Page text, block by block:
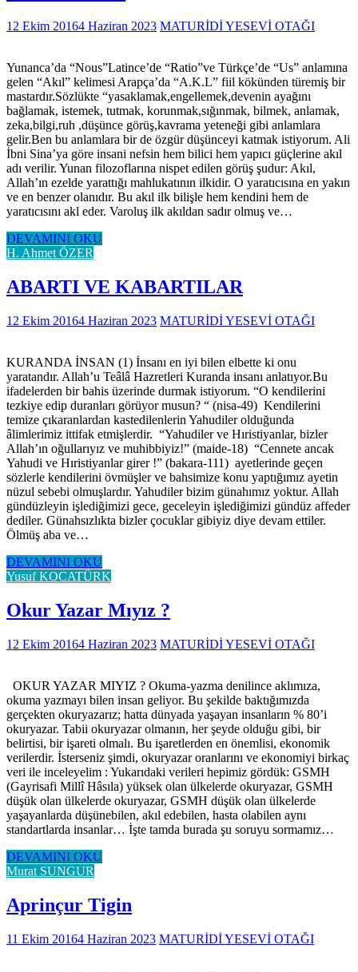
12 Ekim 20164 Haziran 2023 MATURİDİ YESEVİ OTAĞI
Yunanca’da “Nous”Latince’de “Ratio”ve Türkçe’de “Us” anlamına
gelen “Akıl” kelimesi Arapça’da “A.K.L” fiil kökünden türemiş bir
mastardır.Sözlükte “yasaklamak,engellemek,devenin ayağını
bağlamak, istemek, tutmak, korunmak,sığınmak, bilmek, anlamak,
zeka,bilgi,ruh ,düşünce görüş,kavrama yeteneği gibi anlamlara
gelir.Ben bu anlamlara bir de özgür düşünceyi katmak istiyorum. Ali
İbni Sina’ya göre insani nefsin hem bilici hem yapıcı güçlerine akıl
adı verilir. Yunan filozoflarına nispet edilen görüş şudur: Akıl,
Allah’ın ezelde yarattığı mahlukatının ilkidir. O yaratıcısına en yakın
ve en benzer olanıdır. Bu akıl ilk bilişle hem kendini hem de
yaratıcısını akl eder. Varoluş ilk akıldan sadır olmuş ve…
DEVAMINI OKU
H. Ahmet ÖZER
ABARTI VE KABARTILAR
12 Ekim 20164 Haziran 2023 MATURİDİ YESEVİ OTAĞI
KURANDA İNSAN (1) İnsanı en iyi bilen elbette ki onu
yaratandır. Allah’u Teâlâ Hazretleri Kuranda insanı anlatıyor.Bu
ifadelerden bir bahis üzerinde durmak istiyorum. “O kendilerini
tezkiye edip duranları görüyor musun? “ (nisa-49) Kendilerini
temize çıkaranlardan kastedilenlerin Yahudiler olduğunda
âlimlerimiz ittifak etmişlerdir. “Yahudiler ve Hıristiyanlar, bizler
Allah’ın oğullarıyız ve muhibbiyiz!” (maide-18) “Cennete ancak
Yahudi ve Hıristiyanlar girer !” (bakara-111) ayetlerinde geçen
sözlerle kendilerini övmüşler ve bahsimize konu yaptığımız ayetin
nüzul sebebi olmuşlardır. Yahudiler bizim günahımız yoktur. Allah
gündüzleyin işlediğimizi gece, geceleyin işlediğimizi gündüz affeder
dediler. Günahsızlıkta bizler çocuklar gibiyiz diye devam ettiler.
Ölmüş aba ve…
DEVAMINI OKU
Yusuf KOCATÜRK
Okur Yazar Mıyız ?
12 Ekim 20164 Haziran 2023 MATURİDİ YESEVİ OTAĞI
OKUR YAZAR MIYIZ ? Okuma-yazma denilince aklımıza,
okuma yazmayı bilen insan geliyor. Bu şekilde baktığımızda
gerçekten okuryazarız; hatta dünyada yaşayan insanların % 80’i
okuryazar. Tabii okuryazar olmanın, her şeyde olduğu gibi, bir
belirtisi, bir işareti olmalı. Bu işaretlerden en önemlisi, ekonomik
verilerdir. İsterseniz şimdi, okuryazar oranlarını ve ekonomiyi birkaç
veri ile inceleyelim : Yukarıdaki verileri hepimiz gördük: GSMH
(Gayrisafi Millî Hâsıla) yüksek olan ülkelerde okuryazar, GSMH
düşük olan ülkelerde okuryazar, GSMH düşük olan ülkelerde
yaşayanlarda düşünebilen, akıl edebilen, hasta olabilen aynı
standartlarda insanlar… İşte tamda burada şu soruyu sormamız…
DEVAMINI OKU
Murat SUNGUR
Aprinçur Tigin
11 Ekim 20164 Haziran 2023 MATURİDİ YESEVİ OTAĞI